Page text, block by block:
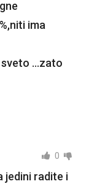
ima
sveto …zato
0
jedini radite i